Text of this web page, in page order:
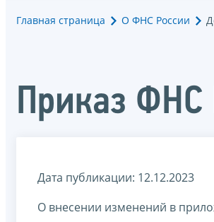
Главная страница О ФНС России
Приказ ФНС
Дата публикации: 12.12.2023
О внесении изменений в